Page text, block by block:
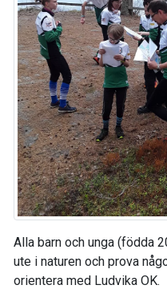
Alla barn och unga (födda
ute i naturen och prova
orientera med Ludvika OK.